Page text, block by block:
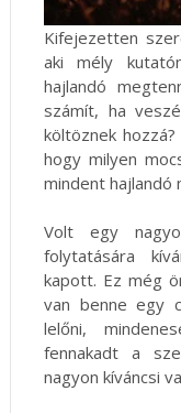
Kifejezetten
aki mély
hajlandó
számít, ha
költöznek
hogy milyen
mindent hajlandó
Volt egy
folytatására
kapott. Ez még
van benne egy
lelőni,
fennakadt a
nagyon kíváncsi